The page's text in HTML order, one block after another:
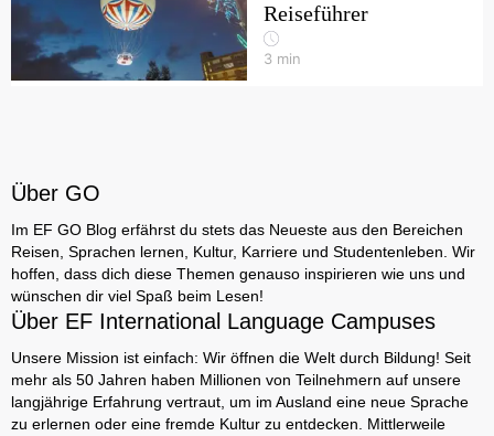
Reiseführer
3 min
Über GO
Im EF GO Blog erfährst du stets das Neueste aus den Bereichen
Reisen, Sprachen lernen, Kultur, Karriere und Studentenleben. Wir
hoffen, dass dich diese Themen genauso inspirieren wie uns und
wünschen dir viel Spaß beim Lesen!
Über EF International Language Campuses
Unsere Mission ist einfach: Wir öffnen die Welt durch Bildung! Seit
mehr als 50 Jahren haben Millionen von Teilnehmern auf unsere
langjährige Erfahrung vertraut, um im Ausland eine neue Sprache
zu erlernen oder eine fremde Kultur zu entdecken. Mittlerweile